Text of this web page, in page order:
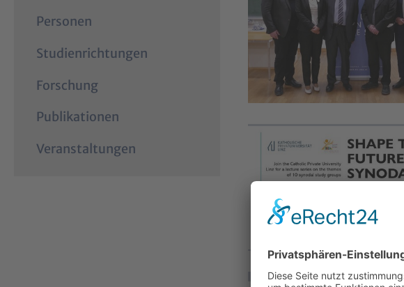
Personen
Studienrichtungen
Forschung
Publikationen
Veranstaltungen